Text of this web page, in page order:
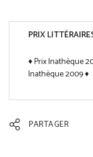
PRIX
♦ Prix Inathèque
Inathèque 2009 ♦
PARTAGER